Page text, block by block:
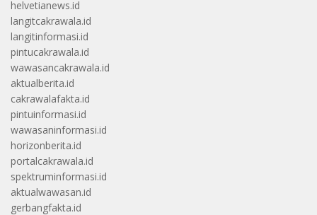
helvetianews.id
langitcakrawala.id
langitinformasi.id
pintucakrawala.id
wawasancakrawala.id
aktualberita.id
cakrawalafakta.id
pintuinformasi.id
wawasaninformasi.id
horizonberita.id
portalcakrawala.id
spektruminformasi.id
aktualwawasan.id
gerbangfakta.id